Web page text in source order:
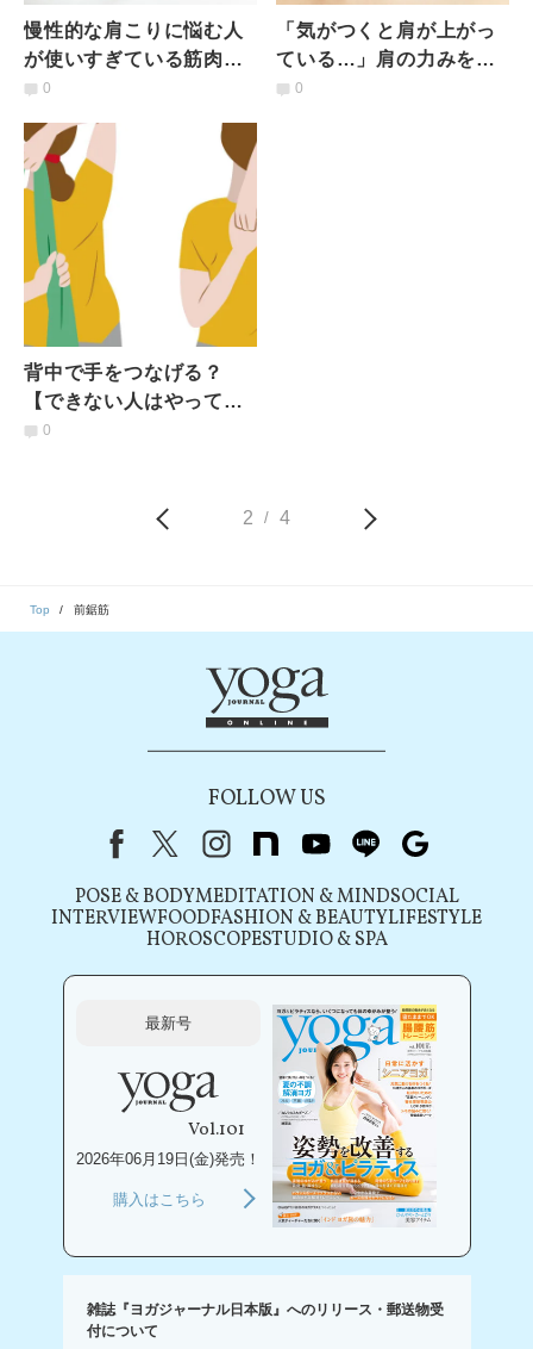
慢性的な肩こりに悩む人
が使いすぎている筋肉
は？ポイントを押さえた
ストレッチ
0
「気がつくと肩が上がっ
ている…」肩の力みをリ
セット！メリットしかな
0
背中で手をつなげる？
【できない人はやってみ
て】肩関節のインナーマ
0
2 / 4
Top 前鋸筋
FOLLOW US
FacebookX（旧Twitter）
instagram
note youtubeline
POSE & BODYMEDITATION & MINDSOCIAL
INTERVIEWFOODFASHION & BEAUTYLIFESTYLE
HOROSCOPESTUDIO & SPA
最新号
Vol.101
2026年06月19日(金)発売！
購入はこちら
雑誌『ヨガジャーナル日本版』へのリリース・郵送物受
付について